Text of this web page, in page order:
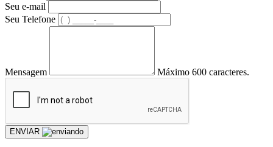
Seu e-mail
Seu Telefone
Mensagem Máximo 600 caracteres.
ENVIAR